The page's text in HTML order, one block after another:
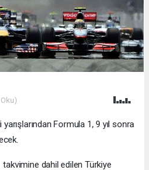
Formula 1, 9 yıl sonra
dahil edilen Türkiye